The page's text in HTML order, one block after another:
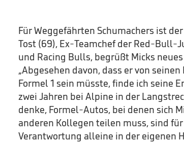
Für Weggefährten Schumachers ist
Tost (69), Ex-Teamchef der Red-Bull-
und Racing Bulls, begrüßt Micks
„Abgesehen davon, dass er von
Formel 1 sein müsste, finde ich seine
zwei Jahren bei Alpine in der
denke, Formel-Autos, bei denen sich
anderen Kollegen teilen muss, sind
Verantwortung alleine in der eigenen